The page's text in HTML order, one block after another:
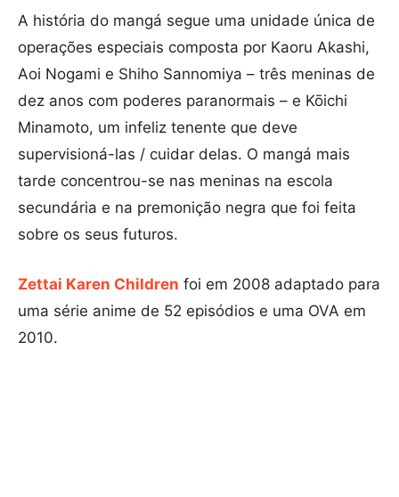
A história do mangá segue uma unidade única de
operações especiais composta por Kaoru Akashi,
Aoi Nogami e Shiho Sannomiya – três meninas de
dez anos com poderes paranormais – e Kōichi
Minamoto, um infeliz tenente que deve
supervisioná-las / cuidar delas. O mangá mais
tarde concentrou-se nas meninas na escola
secundária e na premonição negra que foi feita
sobre os seus futuros.
Zettai Karen Children foi em 2008 adaptado para
uma série anime de 52 episódios e uma OVA em
2010.